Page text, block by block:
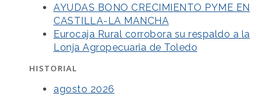
AYUDAS BONO CRECIMIENTO PYME EN
CASTILLA-LA MANCHA
Eurocaja Rural corrobora su respaldo a la
Lonja Agropecuaria de Toledo
HISTORIAL
agosto 2026